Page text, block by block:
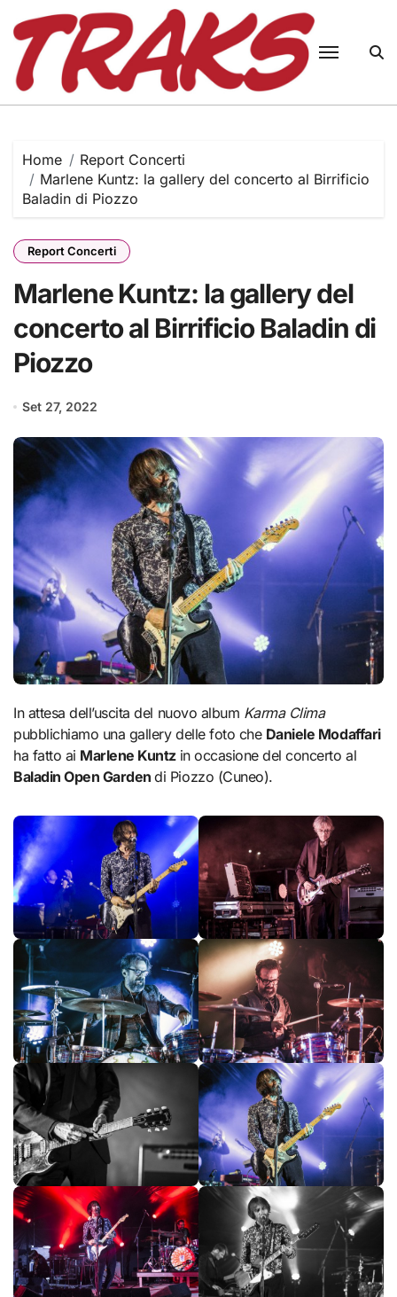
content
Home
Report Concerti
Marlene Kuntz: la gallery del concerto al Birrificio
Baladin di Piozzo
Report Concerti
Marlene Kuntz: la gallery del
concerto al Birrificio Baladin di
Piozzo
Set 27, 2022
In attesa dell’uscita del nuovo album Karma Clima
pubblichiamo una gallery delle foto che Daniele Modaffari
ha fatto ai Marlene Kuntz in occasione del concerto al
Baladin Open Gardendi Piozzo (Cuneo).